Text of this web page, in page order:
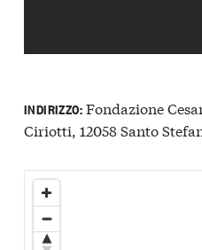
INDIRIZZO:Fondazione
Ciriotti, 12058 Santo